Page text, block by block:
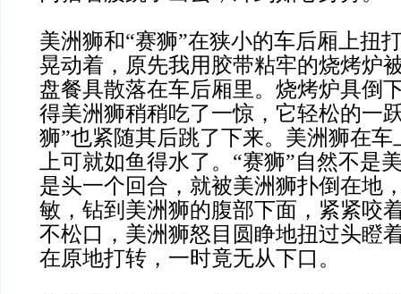
美洲狮和“赛狮”在狭小的车后厢上扭
晃动着，原先我用胶带粘牢的烧烤炉
盘餐具散落在车后厢里。烧烤炉具倒
得美洲狮稍稍吃了一惊，它轻松的一
狮”也紧随其后跳了下来。美洲狮在
上可就如鱼得水了。“赛狮”自然不是
是头一个回合，就被美洲狮扑倒在地
敏，钻到美洲狮的腹部下面，紧紧咬
不松口，美洲狮怒目圆睁地扭过头瞪
在原地打转，一时竟无从下口。